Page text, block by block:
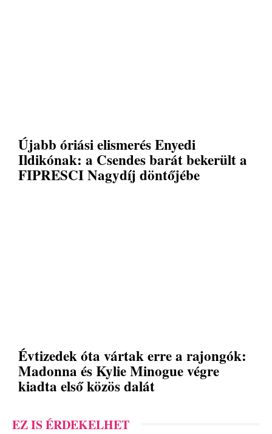
Újabb óriási elismerés Enyedi
Ildikónak: a Csendes barát bekerült a
FIPRESCI Nagydíj döntőjébe
Évtizedek óta vártak erre a rajongók:
Madonna és Kylie Minogue végre
kiadta első közös dalát
EZ IS ÉRDEKELHET